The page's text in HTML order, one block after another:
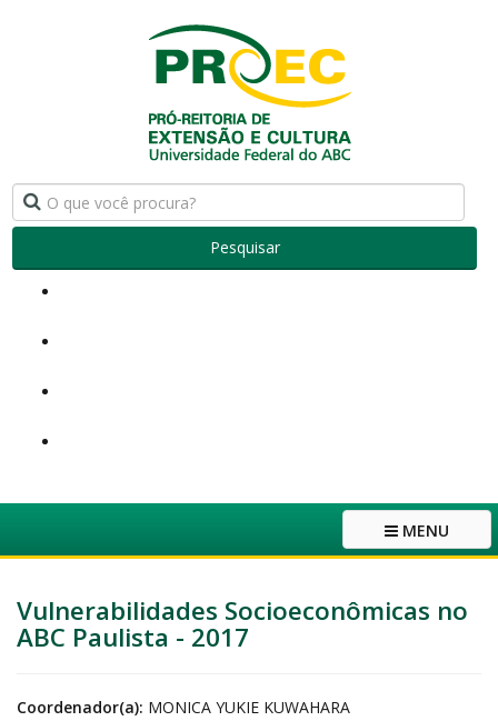
Pesquisar
MENU
Vulnerabilidades Socioeconômicas no
ABC Paulista - 2017
Coordenador(a): MONICA YUKIE KUWAHARA